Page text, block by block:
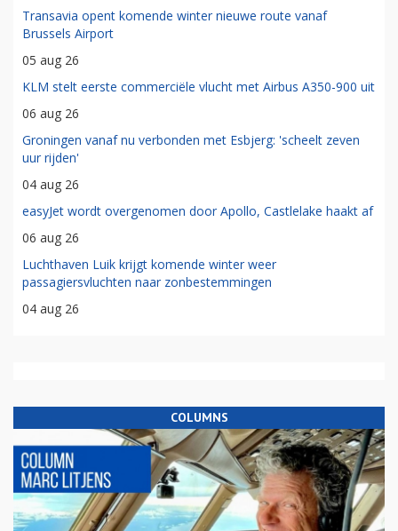
Transavia opent komende winter nieuwe route vanaf
Brussels Airport
05 aug 26
KLM stelt eerste commerciële vlucht met Airbus A350-900 uit
06 aug 26
Groningen vanaf nu verbonden met Esbjerg: 'scheelt zeven
uur rijden'
04 aug 26
easyJet wordt overgenomen door Apollo, Castlelake haakt af
06 aug 26
Luchthaven Luik krijgt komende winter weer
passagiersvluchten naar zonbestemmingen
04 aug 26
COLUMNS